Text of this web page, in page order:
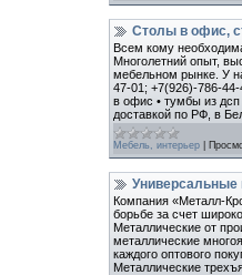
Столы в офис,
Всем кому
Многолетний опыт,
мебельном рынке. У
47-01; +7(926)-786-
в офис • тумбы из
доставкой по РФ, в
Мебель, интерьер
Универсальные
Компания «Металл-
борьбе за счет
Металлические от
металлические
каждого оптового
Металлические